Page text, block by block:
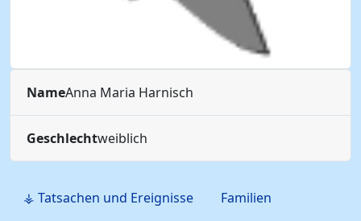
NameAnna Maria Harnisch
Geschlechtweiblich
⚶ Tatsachen und Ereignisse
Familien